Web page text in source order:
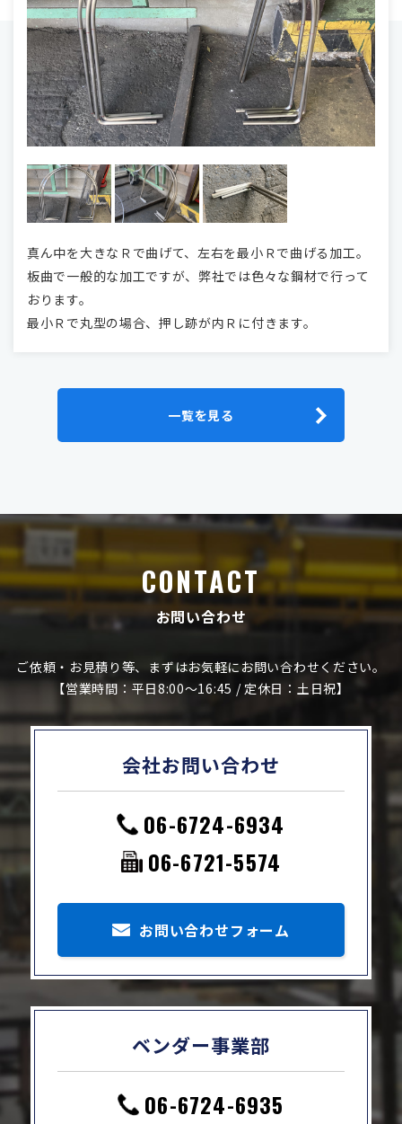
真ん中を大きなＲで曲げて、左右を最小Ｒで曲げる加工。
板曲で一般的な加工ですが、弊社では色々な鋼材で行って
おります。
最小Ｒで丸型の場合、押し跡が内Ｒに付きます。
一覧を見る
CONTACT
お問い合わせ
ご依頼・お見積り等、まずはお気軽にお問い合わせください。
【営業時間：平日8:00～16:45 / 定休日：土日祝】
会社お問い合わせ
06-6724-6934
06-6721-5574
お問い合わせフォーム
ベンダー事業部
06-6724-6935